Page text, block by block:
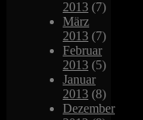
2013 (7)
März
2013 (7)
Februar
2013 (5)
Januar
2013 (8)
Dezember